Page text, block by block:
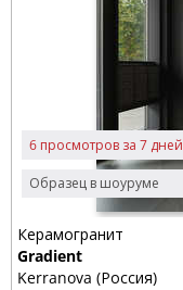
Образец в шоуруме
6 просмотров за 7 дней
Керамогранит
Gradient
Kerranova (Россия)